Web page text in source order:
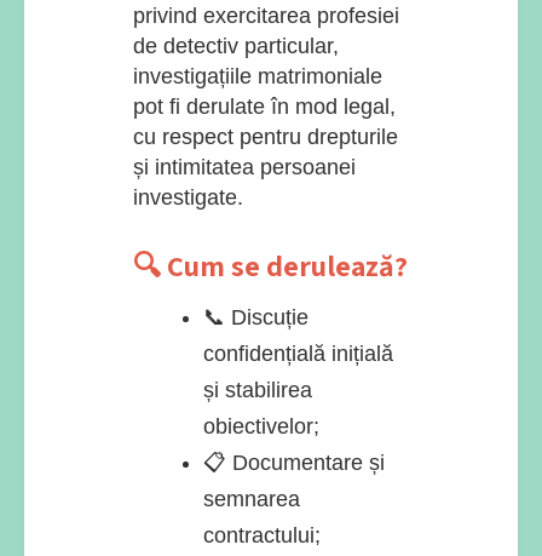
privind exercitarea profesiei
de detectiv particular,
investigațiile matrimoniale
pot fi derulate în mod legal,
cu respect pentru drepturile
și intimitatea persoanei
investigate.
🔍 Cum se derulează?
📞 Discuție
confidențială inițială
și stabilirea
obiectivelor;
📋 Documentare și
semnarea
contractului;